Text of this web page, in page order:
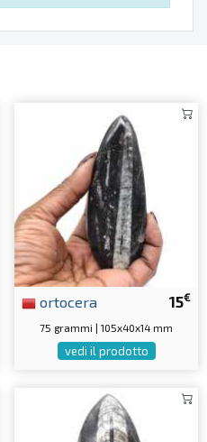
15€
ortocera
75 grammi | 105x40x14 mm
vedi il prodotto